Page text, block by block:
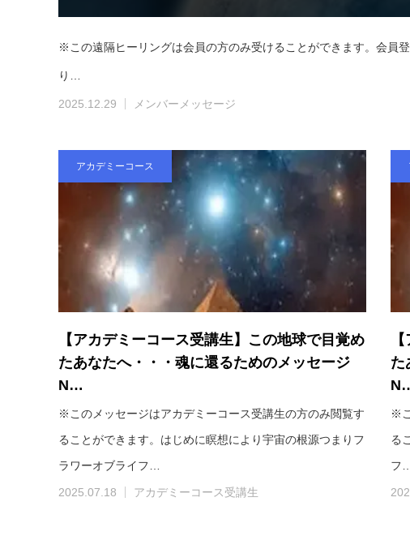
※この遠隔ヒーリングは会員の方のみ受けることができます。会員
り…
2025.12.29 メンバーメッセージ
アカデミーコース
【アカデミーコース受講生】この地球で目覚め
たあなたへ・・・魂に還るためのメッセージ
N…
※このメッセージはアカデミーコース受講生の方のみ閲覧す
ることができます。はじめに瞑想により宇宙の根源つまりフ
ラワーオブライフ…
2025.07.18 アカデミーコース受講生
た
※
る
フ…